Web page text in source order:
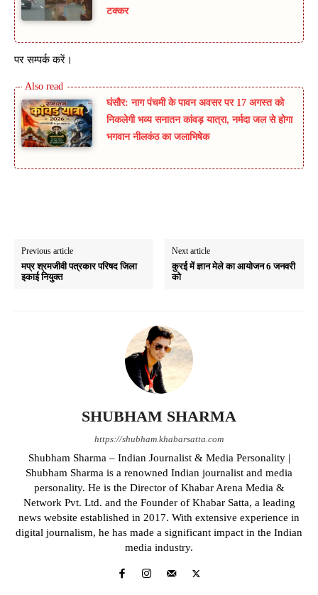
टक्कर
पर सम्पर्क करें।
घंसौर: नाग पंचमी के पावन अवसर पर 17 अगस्त को
निकलेगी भव्य सनातन कांवड़ यात्रा, नर्मदा जल से होगा
भगवान नीलकंठ का जलाभिषेक
Previous article
मप्र श्रमजीवी पत्रकार परिषद जिला
इकाई नियुक्त
Next article
कुरई में ज्ञान मेले का आयोजन 6 जनवरी
को
SHUBHAM SHARMA
https://shubham.khabarsatta.com
Shubham Sharma – Indian Journalist & Media Personality |
Shubham Sharma is a renowned Indian journalist and media
personality. He is the Director of Khabar Arena Media &
Network Pvt. Ltd. and the Founder of Khabar Satta, a leading
news website established in 2017. With extensive experience in
digital journalism, he has made a significant impact in the Indian
media industry.